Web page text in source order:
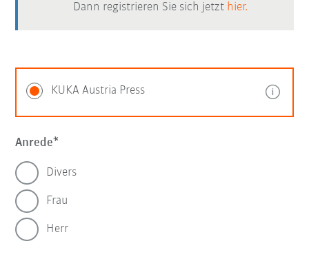
Dann registrieren Sie sich jetzt hier.
KUKA Austria Press
Anrede
Divers
Frau
Herr